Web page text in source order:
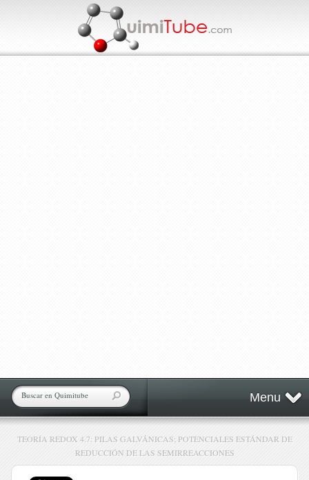
Menu
TEORÍA REDOX 4.7: PILAS GALVÁNICAS; POTENCIALES ESTÁNDAR DE
REDUCCIÓN DE LAS SEMIRREACCIONES